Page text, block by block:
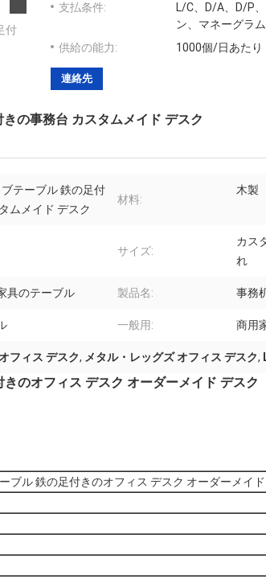
付
支払条件:
L/C、D/A、D/P
ン、マネーグラム
供給の能力:
1000個/日あたり
連絡先
の事務台 カスタムメイド デスク
テーブル 鉄の足付
ムメイド デスク
材料:
木製
サイズ:
カス
れ
具のテーブル 製品名: 事務
一般用: 商用
フィス デスク, メタル・レッグズ オフィス デスク,
のオフィス デスク オーダーメイド デスク
ブル 鉄の足付きのオフィス デスク オーダーメイ